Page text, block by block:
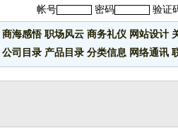
帐号 密码 验证
商海感悟 职场风云 商务礼仪 网站设计
公司目录 产品目录 分类信息 网络通讯